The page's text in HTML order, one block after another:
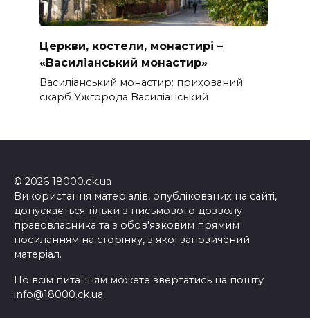
Церкви, костели, монастирі –
«Василіанський монастир»
Василіанський монастир: прихований
скарб Ужгорода Василіанський
© 2026 18000.ck.ua
Використання матеріалів, опублікованих на сайті,
допускається тільки з письмового дозволу
правовласника та з обов'язковим прямим
посиланням на сторінку, з якої запозичений
матеріал.
По всім питанням можете звертатись на пошту
info@18000.ck.ua